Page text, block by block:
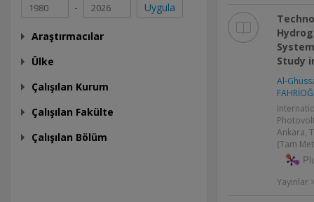
- Uygula
Araştırmacılar
Ülke
Çalışılan Kurum
Çalışılan Fakülte
Çalışılan Bölüm
Study
Al-
Ankara,
(Tam
Yayınlar